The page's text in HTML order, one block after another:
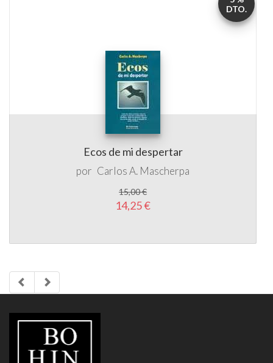
Ecos de mi despertar
por Carlos A. Mascherpa
15,00 €
14,25 €
DTO.
LIBRERÍA
BOHINDRA